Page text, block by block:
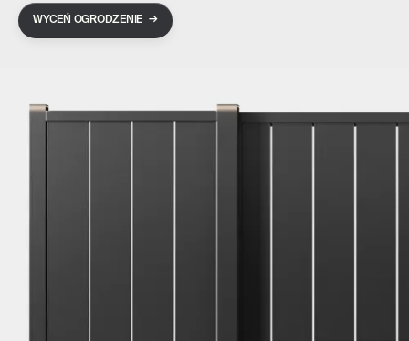
WYCEŃ OGRODZENIE →